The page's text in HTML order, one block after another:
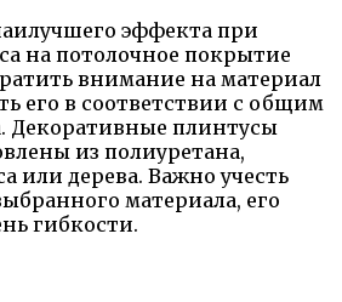
эффекта при
на потолочное покрытие
внимание на материал
его в соответствии с общим
Декоративные плинтусы
из полиуретана,
или дерева. Важно учесть
материала, его
гибкости.